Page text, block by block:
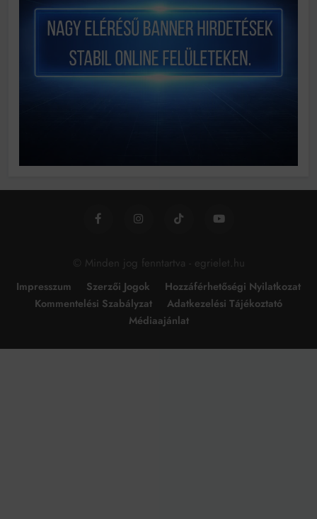
© Minden jog fenntartva - egrielet.hu
Impresszum Szerzői Jogok
Hozzáférhetőségi Nyilatkozat
Kommentelési Szabályzat
Adatkezelési Tájékoztató
Médiaajánlat